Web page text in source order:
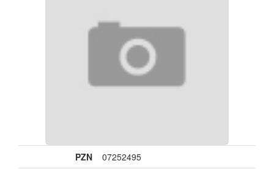
PZN
07252495